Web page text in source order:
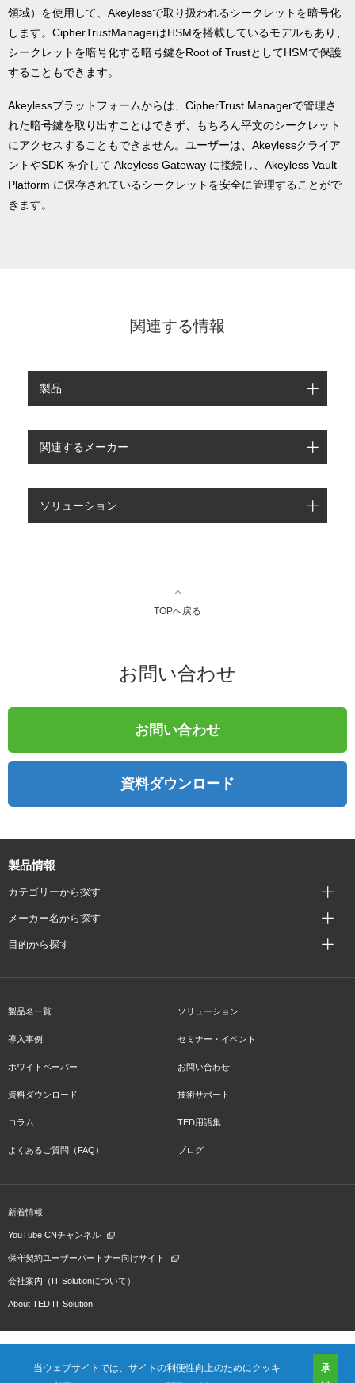
当ウェブサイトでは、サイトの利便性向上のためにクッキ
承
領域）を使用して、Akeylessで取り扱われるシークレットを暗号化
します。CipherTrustManagerはHSMを搭載しているモデルもあり、
シークレットを暗号化する暗号鍵をRoot of TrustとしてHSMで保護
することもできます。
Akeylessプラットフォームからは、CipherTrust Managerで管理さ
れた暗号鍵を取り出すことはできず、もちろん平文のシークレット
にアクセスすることもできません。ユーザーは、Akeylessクライア
ントやSDK を介して Akeyless Gateway に接続し、Akeyless Vault
Platform に保存されているシークレットを安全に管理することがで
きます。
関連する情報
製品
関連するメーカー
ソリューション
TOPへ戻る
お問い合わせ
お問い合わせ
資料ダウンロード
製品情報
カテゴリーから探す
メーカー名から探す
目的から探す
製品名一覧 ソリューション
導入事例 セミナー・イベント
ホワイトペーパー お問い合わせ
資料ダウンロード 技術サポート
コラム TED用語集
よくあるご質問（FAQ） ブログ
新着情報
YouTube CNチャンネル
保守契約ユーザーパートナー向けサイト
会社案内（IT Solutionについて）
About TED IT Solution